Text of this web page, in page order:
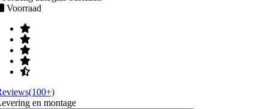
Voorraad
en montage